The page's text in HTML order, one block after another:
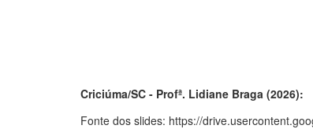
Criciúma/SC - Profª. Lidiane Braga (2026):
Fonte dos slides: https://